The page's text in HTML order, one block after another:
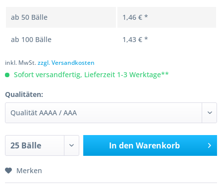
ab 50 Bälle 1,46 € *
ab 100 Bälle 1,43 € *
inkl. MwSt.zzgl. Versandkosten
Sofort versandfertig, Lieferzeit 1-3 Werktage**
Qualitäten:
In den Warenkorb
Merken